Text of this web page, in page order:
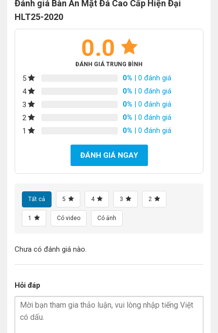
Đánh giá Bàn Ăn Mặt Đá Cao Cấp Hiện Đại
HLT25-2020
0.0
ĐÁNH GIÁ TRUNG BÌNH
5 0% | 0 đánh giá
4
0% | 0 đánh giá
3
0% | 0 đánh giá
2
0% | 0 đánh giá
1
0% | 0 đánh giá
ĐÁNH GIÁ NGAY
Tất cả 5 4 3 2
1 Có video Có ảnh
Chưa có đánh giá nào.
Hỏi đáp